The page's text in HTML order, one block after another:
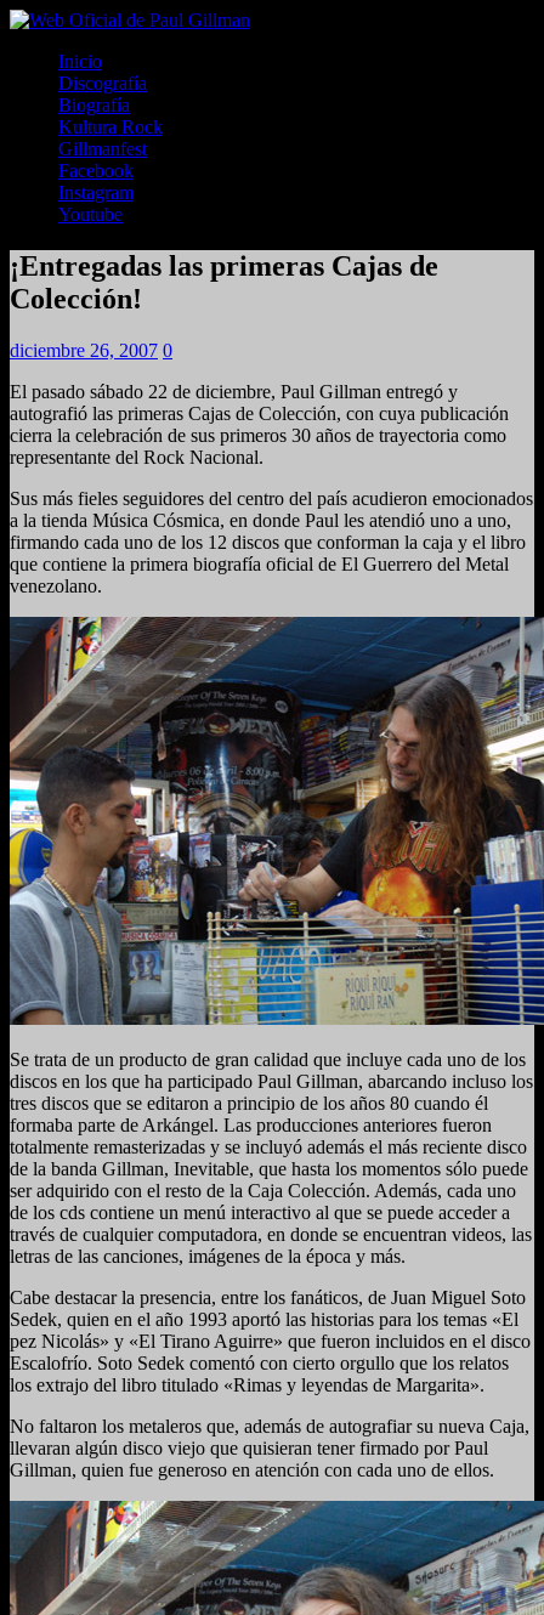
Inicio
Discografía
Biografía
Kultura Rock
Gillmanfest
Facebook
Instagram
Youtube
¡Entregadas las primeras Cajas de
Colección!
diciembre 26, 2007 0
El pasado sábado 22 de diciembre, Paul Gillman entregó y
autografió las primeras Cajas de Colección, con cuya publicación
cierra la celebración de sus primeros 30 años de trayectoria como
representante del Rock Nacional.
Sus más fieles seguidores del centro del país acudieron emocionados
a la tienda Música Cósmica, en donde Paul les atendió uno a uno,
firmando cada uno de los 12 discos que conforman la caja y el libro
que contiene la primera biografía oficial de El Guerrero del Metal
venezolano.
Se trata de un producto de gran calidad que incluye cada uno de los
discos en los que ha participado Paul Gillman, abarcando incluso los
tres discos que se editaron a principio de los años 80 cuando él
formaba parte de Arkángel. Las producciones anteriores fueron
totalmente remasterizadas y se incluyó además el más reciente disco
de la banda Gillman, Inevitable, que hasta los momentos sólo puede
ser adquirido con el resto de la Caja Colección. Además, cada uno
de los cds contiene un menú interactivo al que se puede acceder a
través de cualquier computadora, en donde se encuentran videos, las
letras de las canciones, imágenes de la época y más.
Cabe destacar la presencia, entre los fanáticos, de Juan Miguel Soto
Sedek, quien en el año 1993 aportó las historias para los temas «El
pez Nicolás» y «El Tirano Aguirre» que fueron incluidos en el disco
Escalofrío. Soto Sedek comentó con cierto orgullo que los relatos
los extrajo del libro titulado «Rimas y leyendas de Margarita».
No faltaron los metaleros que, además de autografiar su nueva Caja,
llevaran algún disco viejo que quisieran tener firmado por Paul
Gillman, quien fue generoso en atención con cada uno de ellos.